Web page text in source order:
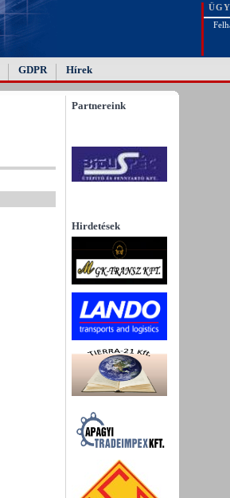
GDPR Hírek
Partnereink
Hirdetések